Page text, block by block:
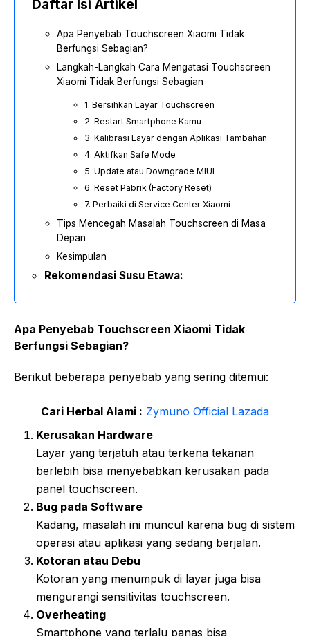
Daftar Isi Artikel
Apa Penyebab Touchscreen Xiaomi Tidak
Berfungsi Sebagian?
Langkah-Langkah Cara Mengatasi Touchscreen
Xiaomi Tidak Berfungsi Sebagian
1. Bersihkan Layar Touchscreen
2. Restart Smartphone Kamu
3. Kalibrasi Layar dengan Aplikasi Tambahan
4. Aktifkan Safe Mode
5. Update atau Downgrade MIUI
6. Reset Pabrik (Factory Reset)
7. Perbaiki di Service Center Xiaomi
Tips Mencegah Masalah Touchscreen di Masa
Depan
Kesimpulan
Rekomendasi Susu Etawa:
Apa Penyebab Touchscreen Xiaomi Tidak
Berfungsi Sebagian?
Berikut beberapa penyebab yang sering ditemui:
Cari Herbal Alami : Zymuno Official Lazada
Kerusakan Hardware
Layar yang terjatuh atau terkena tekanan
berlebih bisa menyebabkan kerusakan pada
panel touchscreen.
Bug pada Software
Kadang, masalah ini muncul karena bug di sistem
operasi atau aplikasi yang sedang berjalan.
Kotoran atau Debu
Kotoran yang menumpuk di layar juga bisa
mengurangi sensitivitas touchscreen.
Overheating
Smartphone yang terlalu panas bisa